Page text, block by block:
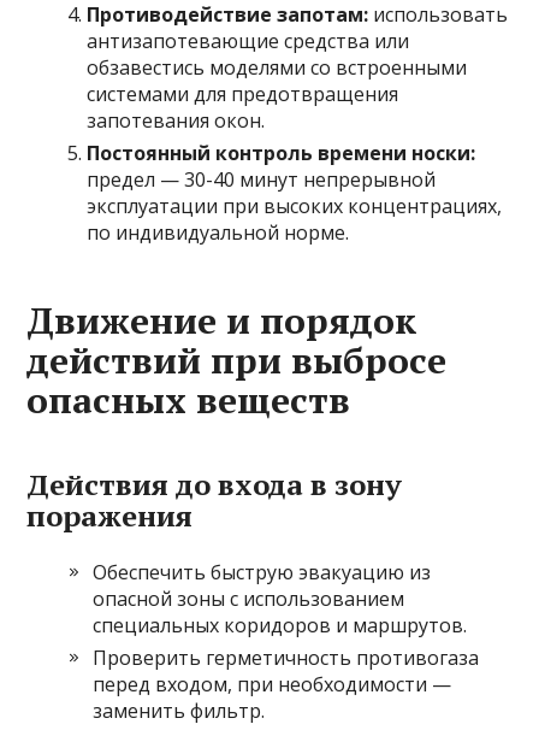
Противодействие запотам: использовать
антизапотевающие средства или
обзавестись моделями со встроенными
системами для предотвращения
запотевания окон.
Постоянный контроль времени носки:
предел — 30-40 минут непрерывной
эксплуатации при высоких концентрациях,
по индивидуальной норме.
Движение и порядок
действий при выбросе
опасных веществ
Действия до входа в зону
поражения
Обеспечить быструю эвакуацию из
опасной зоны с использованием
специальных коридоров и маршрутов.
Проверить герметичность противогаза
перед входом, при необходимости —
заменить фильтр.